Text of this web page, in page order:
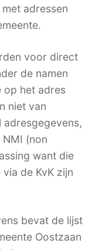
adressen
voor direct
de namen
op het adres
niet van
(non
want die
de KvK zijn
bevat de lijst
Oostzaan